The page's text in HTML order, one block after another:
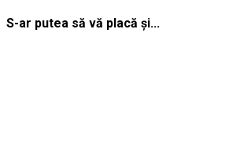
S-ar putea să vă placă și...